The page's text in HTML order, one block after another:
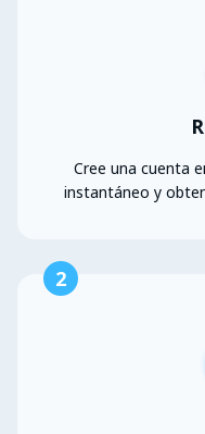
Cree una cuenta
instantáneo y
2